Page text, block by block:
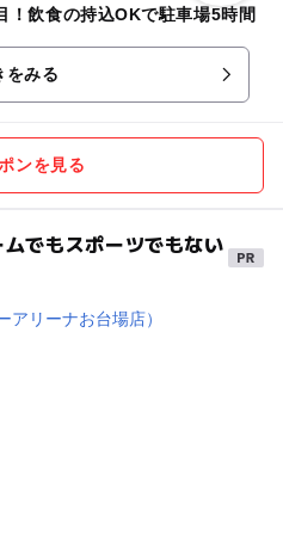
！飲食の持込OKで駐車場5時間
をみる
ンを見る
でもスポーツでもない